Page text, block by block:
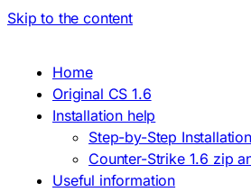
Skip to the content
Home
Original CS 1.6
Installation help
Step-by-Step
Counter-Strike 1.6 zip
Useful information